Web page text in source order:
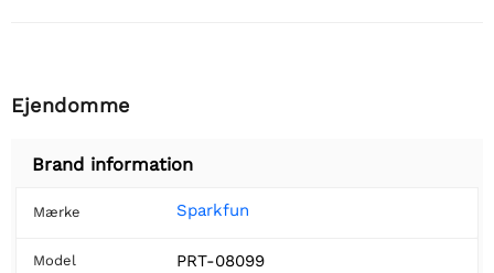
Ejendomme
Brand information
Mærke Sparkfun
Model PRT-08099